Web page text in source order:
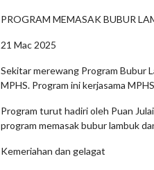
PROGRAM MEMASAK BUBUR
21 Mac 2025
Sekitar merewang Program Bubur
MPHS. Program ini kerjasama
Program turut hadiri oleh Puan
program memasak bubur lambuk
Kemeriahan dan gelagat